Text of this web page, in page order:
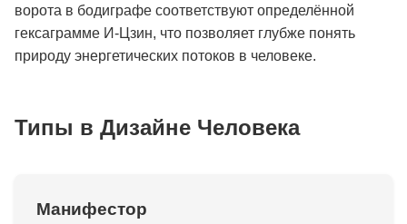
ворота в бодиграфе соответствуют определённой
гексаграмме И-Цзин, что позволяет глубже понять
природу энергетических потоков в человеке.
Типы в Дизайне Человека
Манифестор